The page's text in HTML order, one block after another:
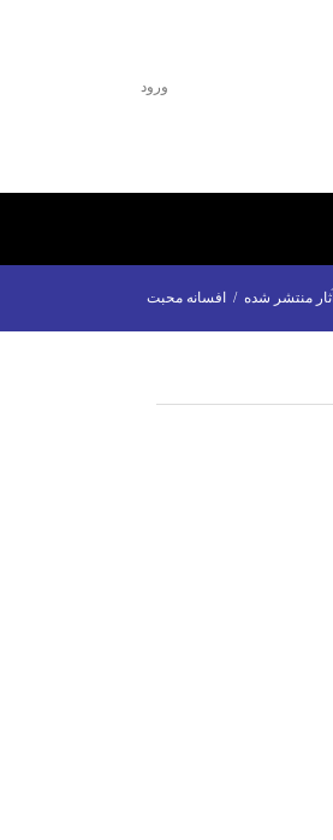
ورود
آثار منتشر شده / افسانه محبت